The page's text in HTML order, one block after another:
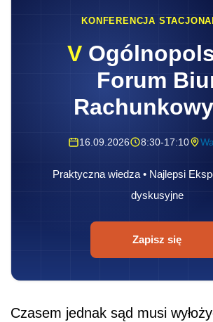
KONFERENCJA
V
Forum
16.09.2026 8:30-17:10
Praktyczna wiedza • Najlepsi
dyskusyjne
Zapisz się
Czasem jednak sąd musi